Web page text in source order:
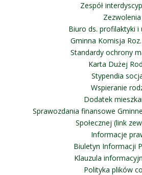
Zespół
Zezwolenia
Biuro ds. profilaktyki i
Gminna Komisja
Standardy ochrony
Karta Dużej
Stypendia
Wspieranie
Dodatek
Sprawozdania finansowe
Społecznej (link
Informacje
Biuletyn Informacji
Klauzula
Polityka plików